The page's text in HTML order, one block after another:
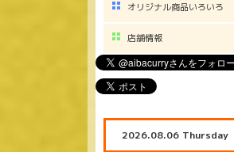
オリジナル商品いろいろ
店舗情報
2026.08.06 Thursday